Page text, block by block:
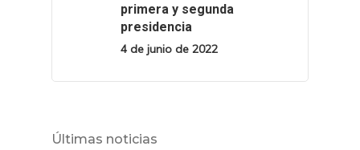
primera y segunda
presidencia
4 de junio de 2022
Últimas noticias